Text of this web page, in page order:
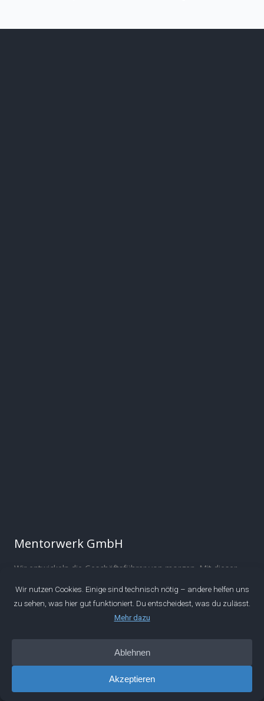
Mentorwerk GmbH
Wir entwickeln die Geschäftsführer von morgen. Mit dieser
Mission sind wir 2019 gestartet. Seitdem begleiten wir
ambitionierte Ingenieure bei ihrer persönlichen und
Über Manifest Impressum Datenschutz
Podcast